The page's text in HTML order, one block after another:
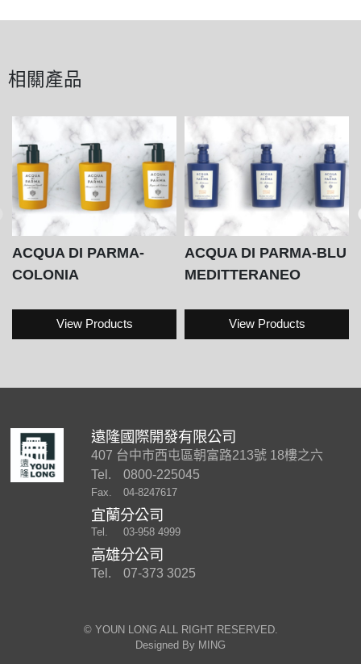
相關產品
ACQUA DI PARMA-
COLONIA
View Products
ACQUA DI PARMA-BLU
MEDITTERANEO
View Products
遠隆國際開發有限公司
407 台中市西屯區朝富路213號 18樓之六
Tel.
0800-225045
Fax. 04-8247617
宜蘭分公司
Tel. 03-958 4999
高雄分公司
Tel. 07-373 3025
©︎ YOUN LONG ALL RIGHT RESERVED.
Designed By MING